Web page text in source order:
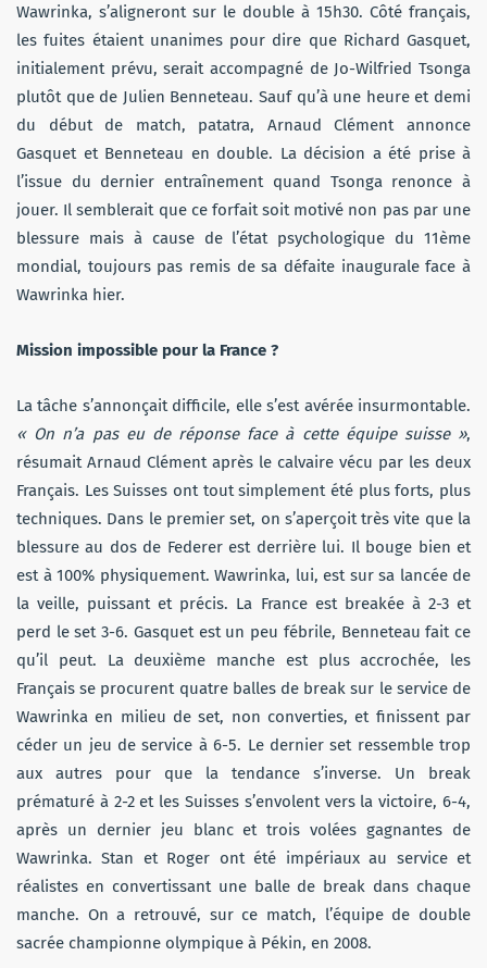
Wawrinka, s’aligneront sur le double à 15h30. Côté français,
les fuites étaient unanimes pour dire que Richard Gasquet,
initialement prévu, serait accompagné de Jo-Wilfried Tsonga
plutôt que de Julien Benneteau. Sauf qu’à une heure et demi
du début de match, patatra, Arnaud Clément annonce
Gasquet et Benneteau en double. La décision a été prise à
l’issue du dernier entraînement quand Tsonga renonce à
jouer. Il semblerait que ce forfait soit motivé non pas par une
blessure mais à cause de l’état psychologique du 11ème
mondial, toujours pas remis de sa défaite inaugurale face à
Wawrinka hier.
Mission impossible pour la France ?
La tâche s’annonçait difficile, elle s’est avérée insurmontable.
« On n’a pas eu de réponse face à cette équipe suisse »,
résumait Arnaud Clément après le calvaire vécu par les deux
Français. Les Suisses ont tout simplement été plus forts, plus
techniques. Dans le premier set, on s’aperçoit très vite que la
blessure au dos de Federer est derrière lui. Il bouge bien et
est à 100% physiquement. Wawrinka, lui, est sur sa lancée de
la veille, puissant et précis. La France est breakée à 2-3 et
perd le set 3-6. Gasquet est un peu fébrile, Benneteau fait ce
qu’il peut. La deuxième manche est plus accrochée, les
Français se procurent quatre balles de break sur le service de
Wawrinka en milieu de set, non converties, et finissent par
céder un jeu de service à 6-5. Le dernier set ressemble trop
aux autres pour que la tendance s’inverse. Un break
prématuré à 2-2 et les Suisses s’envolent vers la victoire, 6-4,
après un dernier jeu blanc et trois volées gagnantes de
Wawrinka. Stan et Roger ont été impériaux au service et
réalistes en convertissant une balle de break dans chaque
manche. On a retrouvé, sur ce match, l’équipe de double
sacrée championne olympique à Pékin, en 2008.